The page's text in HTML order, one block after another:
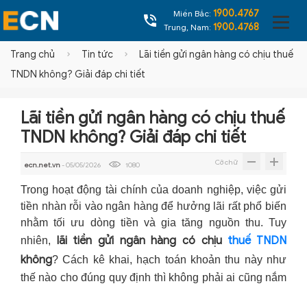
Miền Bắc: 1900.4767
Trung, Nam: 1900.4768
Trang chủ Tin tức
Lãi tiền gửi ngân hàng có chịu thuế
TNDN không? Giải đáp chi tiết
Lãi tiền gửi ngân hàng có chịu thuế
TNDN không? Giải đáp chi tiết
ecn.net.vn- 05/05/2026 1080 Cỡ chữ
Trong hoạt động tài chính của doanh nghiệp, việc gửi
tiền nhàn rỗi vào ngân hàng để hưởng lãi rất phổ biến
nhằm tối ưu dòng tiền và gia tăng nguồn thu. Tuy
nhiên, lãi tiền gửi ngân hàng có chịu thuế TNDN
không? Cách kê khai, hạch toán khoản thu này như
thế nào cho đúng quy định thì không phải ai cũng nắm